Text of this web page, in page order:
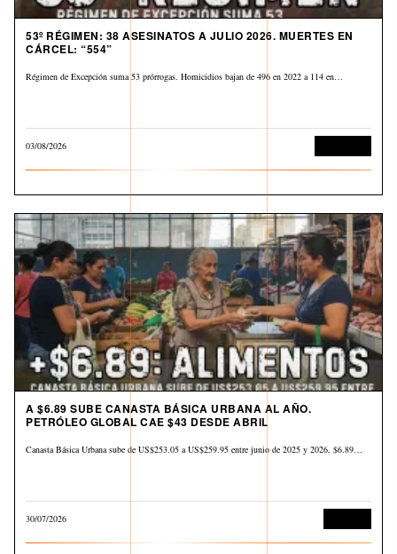
53º RÉGIMEN: 38 ASESINATOS A JULIO 2026. MUERTES EN
CÁRCEL: “554”
Régimen de Excepción suma 53 prórrogas. Homicidios bajan de 496 en 2022 a 114 en…
03/08/2026
A $6.89 SUBE CANASTA BÁSICA URBANA AL AÑO.
PETRÓLEO GLOBAL CAE $43 DESDE ABRIL
Canasta Básica Urbana sube de US$253.05 a US$259.95 entre junio de 2025 y 2026, $6.89…
30/07/2026